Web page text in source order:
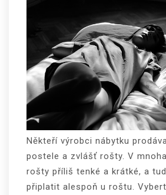
Někteří výrobci nábytku
postele a zvlášť rošty. V
rošty příliš tenké a krátké, a
připlatit alespoň u roštu.